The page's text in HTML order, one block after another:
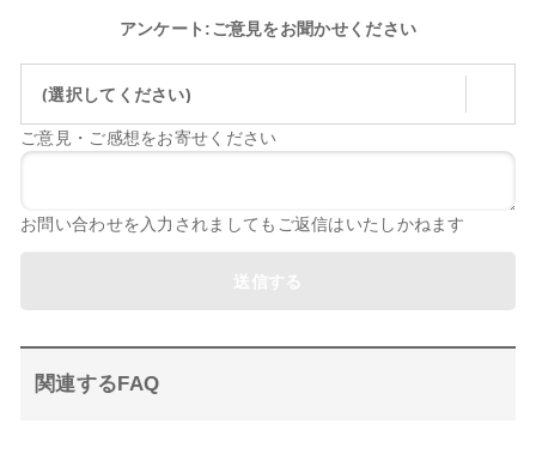
アンケート:ご意見をお聞かせください
(選択してください)
ご意見・ご感想をお寄せください
お問い合わせを入力されましてもご返信はいたしかねます
関連するFAQ